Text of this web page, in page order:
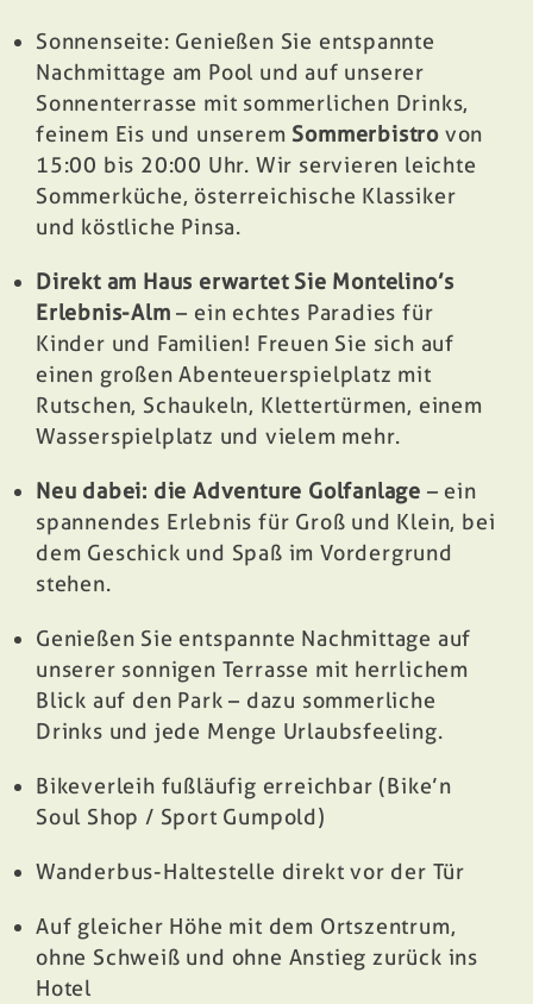
Sonnenseite: Genießen Sie entspannte
Nachmittage am Pool und auf unserer
Sonnenterrasse mit sommerlichen Drinks,
feinem Eis und unserem Sommerbistro von
15:00 bis 20:00 Uhr. Wir servieren leichte
Sommerküche, österreichische Klassiker
und köstliche Pinsa.
Direkt am Haus erwartet Sie Montelino’s
Erlebnis-Alm – ein echtes Paradies für
Kinder und Familien! Freuen Sie sich auf
einen großen Abenteuerspielplatz mit
Rutschen, Schaukeln, Klettertürmen, einem
Wasserspielplatz und vielem mehr.
Neu dabei: die Adventure Golfanlage – ein
spannendes Erlebnis für Groß und Klein, bei
dem Geschick und Spaß im Vordergrund
stehen.
Genießen Sie entspannte Nachmittage auf
unserer sonnigen Terrasse mit herrlichem
Blick auf den Park – dazu sommerliche
Drinks und jede Menge Urlaubsfeeling.
Bikeverleih fußläufig erreichbar (Bike’n
Soul Shop / Sport Gumpold)
Wanderbus-Haltestelle direkt vor der Tür
Auf gleicher Höhe mit dem Ortszentrum,
ohne Schweiß und ohne Anstieg zurück ins
Hotel